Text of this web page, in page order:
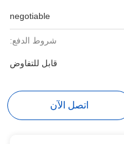
negotiable
شروط الدفع:
قابل للتفاوض
اتصل الآن